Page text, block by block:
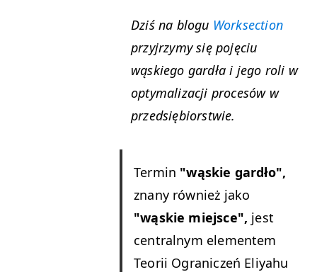
Dziś na blogu Worksection
przyjrzymy się pojęciu
wąskiego gardła i jego roli w
optymalizacji procesów w
przedsiębiorstwie.
Termin "wąskie gardło",
znany również jako
"wąskie miejsce", jest
centralnym elementem
Teorii Ograniczeń Eliyahu